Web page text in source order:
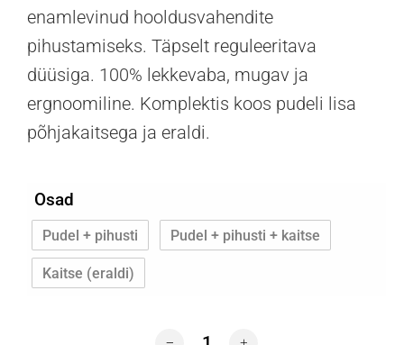
enamlevinud hooldusvahendite
pihustamiseks. Täpselt reguleeritava
düüsiga. 100% lekkevaba, mugav ja
ergnoomiline. Komplektis koos pudeli lisa
põhjakaitsega ja eraldi.
Osad
Pudel + pihusti Pudel + pihusti + kaitse
Kaitse (eraldi)
HandSprayerVela1L käsiprits pihusti